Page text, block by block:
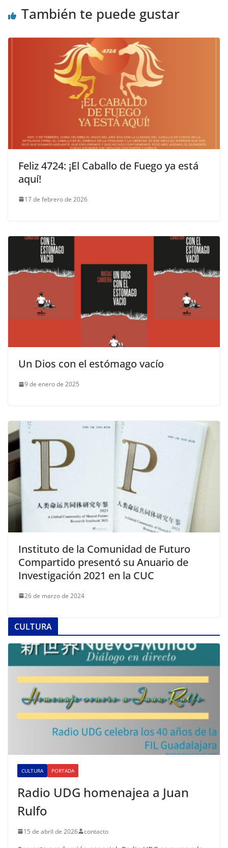
También te puede gustar
Feliz 4724: ¡El Caballo de Fuego ya está
aquí!
17 de febrero de 2026
Un Dios con el estómago vacío
9 de enero de 2025
Instituto de la Comunidad de Futuro
Compartido presentó su Anuario de
Investigación 2021 en la CUC
26 de marzo de 2024
CULTURA
CULTURA PORTADA
Radio UDG homenajea a Juan
Rulfo
15 de abril de 2026 contacto